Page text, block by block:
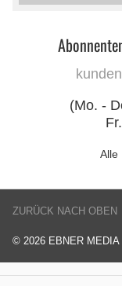
(Mo. -
Alle
© 2026 EBNER
ZURÜCK NACH OBEN